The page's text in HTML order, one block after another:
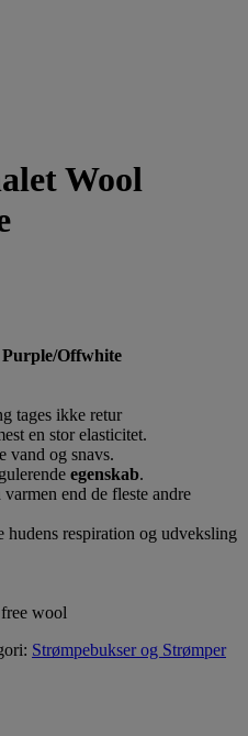
Wool
Offwhite
tages ikke retur
en stor elasticitet.
vand og snavs.
egenskab.
end de fleste andre
respiration og udveksling
wool
Strømpebukser og Strømper